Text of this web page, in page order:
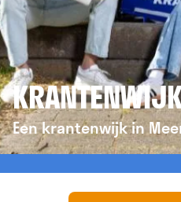
Een krantenwijk in